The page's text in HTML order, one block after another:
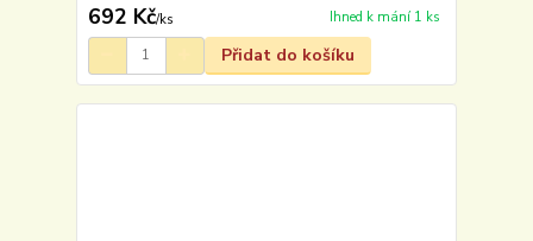
692 Kč/ks Ihned k mání 1 ks
Přidat do košíku